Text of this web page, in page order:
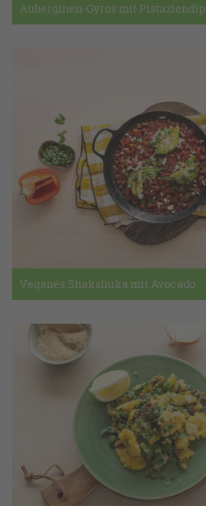
Auberginen-Gyros mit Pistaziendip
Veganes Shakshuka mit Avocado